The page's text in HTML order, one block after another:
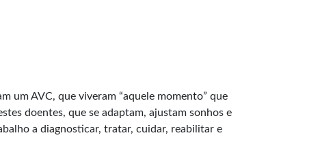
um AVC, que viveram “aquele momento” que
doentes, que se adaptam, ajustam sonhos e
a diagnosticar, tratar, cuidar, reabilitar e